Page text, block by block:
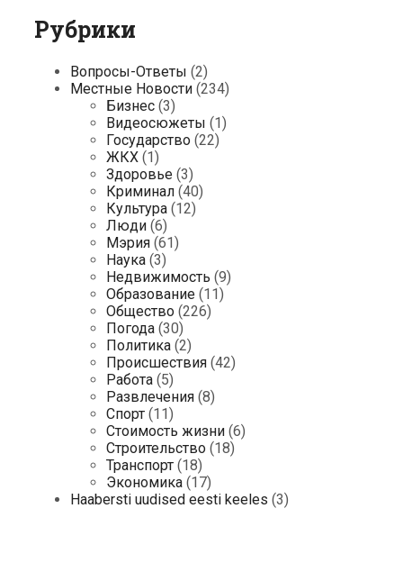
Рубрики
Вопросы-Ответы (2)
Местные Новости (234)
Бизнес (3)
Видеосюжеты (1)
Государство (22)
ЖКХ (1)
Здоровье (3)
Криминал (40)
Культура (12)
Люди (6)
Мэрия (61)
Наука (3)
Недвижимость (9)
Образование (11)
Общество (226)
Погода (30)
Политика (2)
Происшествия (42)
Работа (5)
Развлечения (8)
Спорт (11)
Стоимость жизни (6)
Строительство (18)
Транспорт (18)
Экономика (17)
Haabersti uudised eesti keeles (3)